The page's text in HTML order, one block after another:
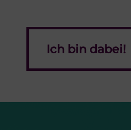
Ich bin dabei!
Ich bin dabei!